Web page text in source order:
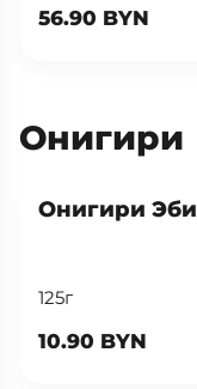
56.90 BYN
Онигири
Онигири Эби
125г
10.90 BYN